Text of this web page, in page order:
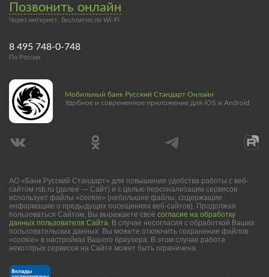
Позвонить онлайн
Через интернет, бесплатно по Wi-Fi
8 495 748-0-748
По России
Мобильный банк Русский Стандарт Онлайн
Удобное и современное приложение для iOS и Android
АО «Банк Русский Стандарт» для повышения удобства работы с веб-
сайтом rsb.ru (далее — Сайт) и с целью персонализации сервисов
использует файлы «cookie» (небольшие файлы, содержащие
информацию о предыдущих посещениях веб-сайтов). Продолжая
пользоваться Сайтом, Вы выражаете своё согласие на обработку
данных пользователя Сайта. В случае несогласия с обработкой Ваших
пользовательских данных Вы можете отключить сохранение файлов
«cookie» в настройках Вашего браузера. В этом случае работа
некоторых сервисов на Сайте может быть ограничена.